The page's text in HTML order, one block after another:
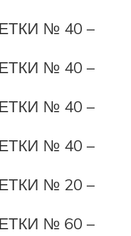
№ 40 –
№ 40 –
№ 40 –
№ 40 –
№ 20 –
№ 60 –